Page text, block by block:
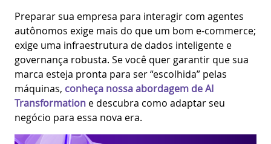
Preparar sua empresa para interagir com agentes
autônomos exige mais do que um bom e-commerce;
exige uma infraestrutura de dados inteligente e
governança robusta. Se você quer garantir que sua
marca esteja pronta para ser “escolhida” pelas
máquinas, conheça nossa abordagem de AI
Transformation e descubra como adaptar seu
negócio para essa nova era.